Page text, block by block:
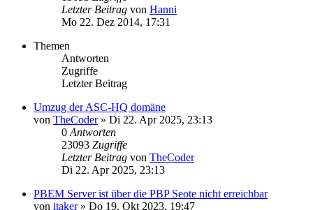
Letzter Beitrag von Hanni
Mo 22. Dez 2014, 17:31
Themen
Antworten
Zugriffe
Letzter Beitrag
Umzug der ASC-HQ domäne
von TheCoder» Di 22. Apr 2025, 23:13
0 Antworten
23093 Zugriffe
Letzter Beitrag von TheCoder
Di 22. Apr 2025, 23:13
PBEM Server ist über die PBP Seote nicht erreichbar
von itaker» Do 19. Okt 2023, 19:47